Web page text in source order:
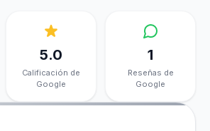
5.0
Calificación de
Google
1
Reseñas de
Google